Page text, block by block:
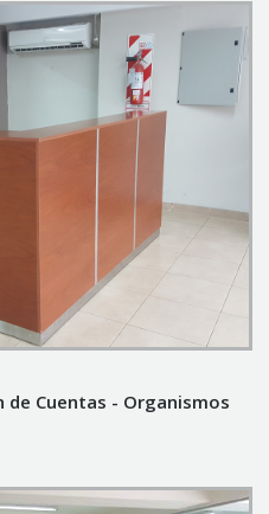
de Cuentas - Organismos